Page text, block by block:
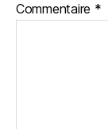
Commentaire *